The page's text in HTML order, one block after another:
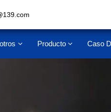
Producto Caso